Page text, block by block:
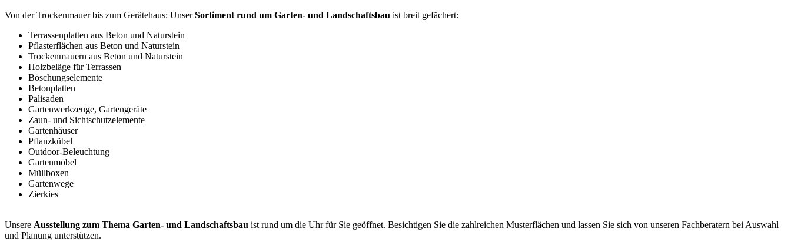
Von der Trockenmauer bis zum Gerätehaus: UnserSortiment rund um Garten- und Landschaftsbau ist breit gefächert:
Terrassenplatten aus Beton und Naturstein
Pflasterflächen aus Beton und Naturstein
Trockenmauern aus Beton und Naturstein
Holzbeläge für Terrassen
Böschungselemente
Betonplatten
Palisaden
Gartenwerkzeuge, Gartengeräte
Zaun- und Sichtschutzelemente
Gartenhäuser
Pflanzkübel
Outdoor-Beleuchtung
Gartenmöbel
Müllboxen
Gartenwege
Zierkies
Unsere Ausstellung zum Thema Garten- und Landschaftsbau ist rund um die Uhr für Sie geöffnet. Besichtigen Sie die zahlreichen Musterflächen und lassen Sie sich von unseren Fachberatern bei Auswahl
und Planung unterstützen.